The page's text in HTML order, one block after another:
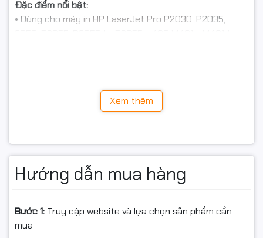
Đặc điểm nổi bật:
• Dùng cho máy in HP LaserJet Pro P2030, P2035,
• Năng suất in: 2700 trang A4 với độ phủ 5%
• Dùng hộp mực Star Ink giúp tiết kiệm 75% chi phí in
• Ship COD toàn quốc, giao hàng và lắp đặt miễn phí tại
• Sản phẩm: Mực in laser nguyên hộp chính hãng Star
Ink
Xem thêm
Hướng dẫn mua hàng
Bước 1: Truy cập website và lựa chọn sản phẩm cần
mua